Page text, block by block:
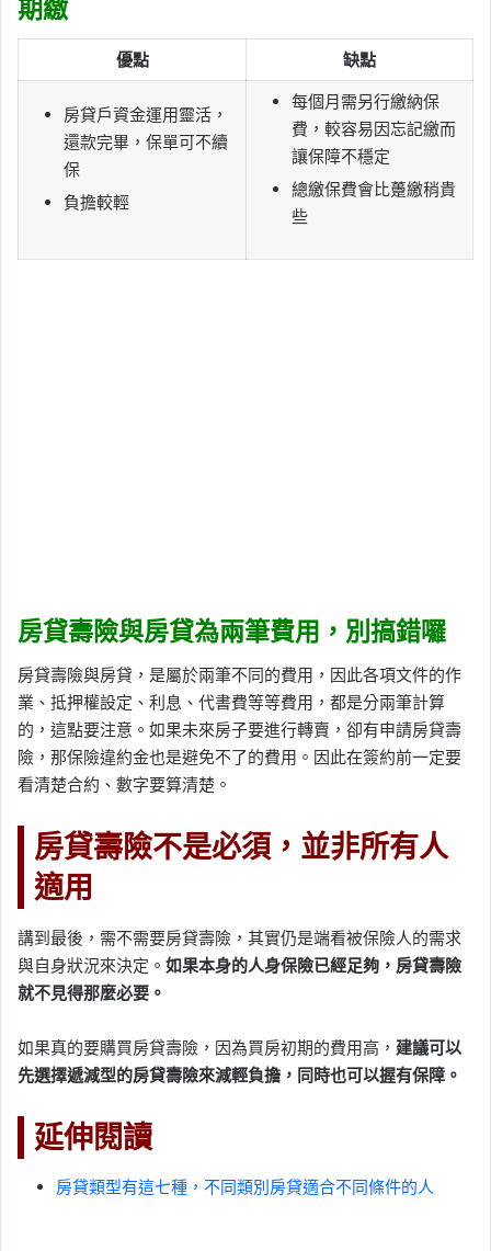
期繳
優點 缺點
房貸戶資金運用靈活，
還款完畢，保單可不續
保
負擔較輕
每個月需另行繳納保
費，較容易因忘記繳而
讓保障不穩定
總繳保費會比躉繳稍貴
些
房貸壽險與房貸為兩筆費用，別搞錯囉
房貸壽險與房貸，是屬於兩筆不同的費用，因此各項文件的作
業、抵押權設定、利息、代書費等等費用，都是分兩筆計算
的，這點要注意。如果未來房子要進行轉賣，卻有申請房貸壽
險，那保險違約金也是避免不了的費用。因此在簽約前一定要
看清楚合約、數字要算清楚。
房貸壽險不是必須，並非所有人
適用
講到最後，需不需要房貸壽險，其實仍是端看被保險人的需求
與自身狀況來決定。 如果本身的人身保險已經足夠，房貸壽險
就不見得那麼必要。
如果真的要購買房貸壽險，因為買房初期的費用高， 建議可以
先選擇遞減型的房貸壽險來減輕負擔，同時也可以握有保障。
延伸閱讀
房貸類型有這七種，不同類別房貸適合不同條件的人